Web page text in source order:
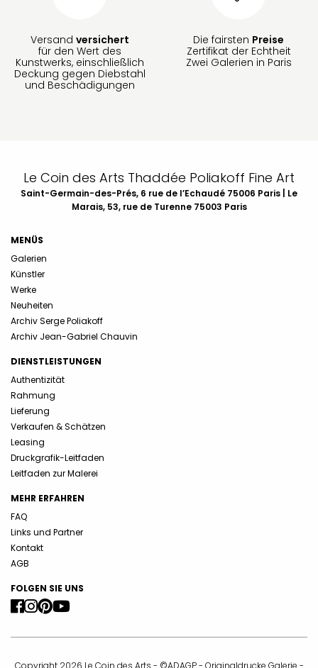
Versand versichert
für den Wert des
Kunstwerks, einschließlich
Deckung gegen Diebstahl
und Beschädigungen
Die fairsten Preise
Zertifikat der Echtheit
Zwei Galerien in Paris
Le Coin des Arts Thaddée Poliakoff Fine Art
Saint-Germain-des-Prés, 6 rue de l’Echaudé 75006 Paris | Le
Marais, 53, rue de Turenne 75003 Paris
MENÜS
Galerien
Künstler
Werke
Neuheiten
Archiv Serge Poliakoff
Archiv Jean-Gabriel Chauvin
DIENSTLEISTUNGEN
Authentizität
Rahmung
Lieferung
Verkaufen & Schätzen
Leasing
Druckgrafik-Leitfaden
Leitfaden zur Malerei
MEHR ERFAHREN
FAQ
Links und Partner
Kontakt
AGB
FOLGEN SIE UNS
Copyright 2026 Le Coin des Arts - ©ADAGP - Originaldrucke Galerie -